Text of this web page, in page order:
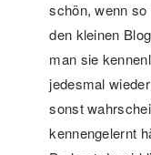
schön, wenn
den kleinen
man sie
jedesmal
sonst
kennengelernt